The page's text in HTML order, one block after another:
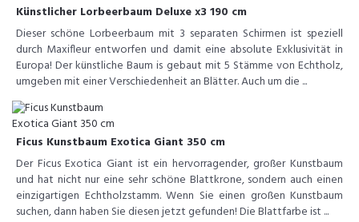
Künstlicher Lorbeerbaum Deluxe x3 190 cm
Dieser schöne Lorbeerbaum mit 3 separaten Schirmen ist speziell
durch Maxifleur entworfen und damit eine absolute Exklusivität in
Europa! Der künstliche Baum is gebaut mit 5 Stämme von Echtholz,
umgeben mit einer Verschiedenheit an Blätter. Auch um die ...
Ficus Kunstbaum Exotica Giant 350 cm
Der Ficus Exotica Giant ist ein hervorragender, großer Kunstbaum
und hat nicht nur eine sehr schöne Blattkrone, sondern auch einen
einzigartigen Echtholzstamm. Wenn Sie einen großen Kunstbaum
suchen, dann haben Sie diesen jetzt gefunden! Die Blattfarbe ist ...